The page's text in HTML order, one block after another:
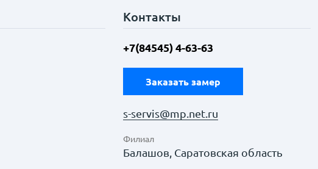
Контакты
+7(84545) 4-63-63
Заказать замер
s-servis@mp.net.ru
Филиал
Балашов, Саратовская область